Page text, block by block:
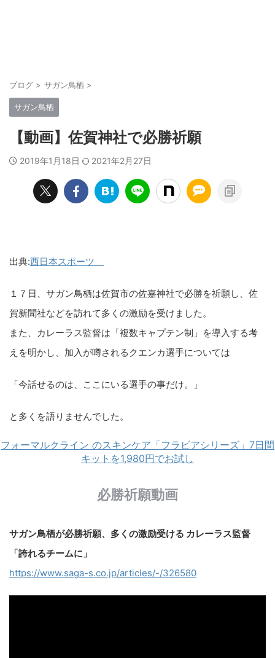
ブログ > サガン鳥栖 >
サガン鳥栖
【動画】佐賀神社で必勝祈願
2019年1月18日 2021年2月27日
出典:西日本スポーツ
１７日、サガン鳥栖は佐賀市の佐嘉神社で必勝を祈願し、佐
賀新聞社などを訪れて多くの激励を受けました。
また、カレーラス監督は「複数キャプテン制」を導入する考
えを明かし、加入が噂されるクエンカ選手については
「今話せるのは、ここにいる選手の事だけ。」
と多くを語りませんでした。
フォーマルクライン のスキンケア「フラビアシリーズ」7日間
キットを1,980円でお試し
必勝祈願動画
サガン鳥栖が必勝祈願、多くの激励受ける カレーラス監督
「誇れるチームに」
https://www.saga-s.co.jp/articles/-/326580